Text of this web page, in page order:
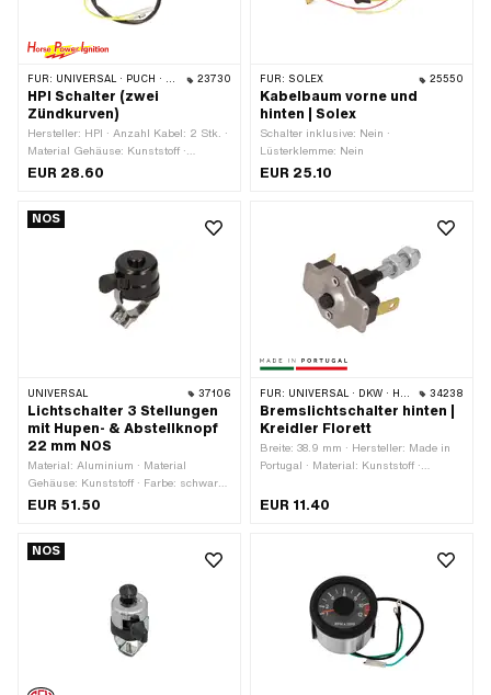
FÜR: UNIVERSAL · PUCH · SACHS · PONY / CILO (BETA 521 & 512) · PIAGGIO · ZÜNDAPP BELMONDO 23730
HPI Schalter (zwei
Zündkurven)
Hersteller: HPI · Anzahl Kabel: 2 Stk. ·
Material Gehäuse: Kunststoff ·
Material: Kunststoff · Material
Licht ein · Anzahl Stellungen: 2 Stk. ·
Kabellänge: 500 mm · Ø Lenker: 22
EUR 28.60
FÜR: SOLEX 25550
Kabelbaum vorne und
hinten | Solex
Schalter inklusive: Nein ·
Lüsterklemme: Nein
EUR 25.10
NOS
UNIVERSAL 37106
Lichtschalter 3 Stellungen
mit Hupen- & Abstellknopf
22 mm NOS
Material: Aluminium · Material
Gehäuse: Kunststoff · Farbe: schwarz
· Anzahl Stellungen: 3 Stk. · Ø Lenker:
EUR 51.50
FÜR: UNIVERSAL · DKW · HERCULES · KREIDLER · ZÜNDAPP 34238
Bremslichtschalter hinten |
Kreidler Florett
Breite: 38.9 mm · Hersteller: Made in
Portugal · Material: Kunststoff ·
Stahl · Funktionen: Licht ein ·
Stellungen: 2 Stk. · Höhe: 27.5 mm
EUR 11.40
NOS